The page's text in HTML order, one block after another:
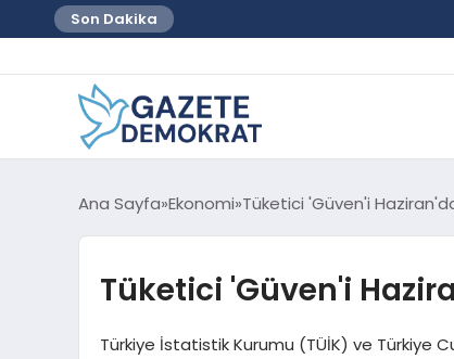
Son Dakika
Ana Sayfa Ekonomi Tüketici 'Güven'i
Tüketici 'Güven'i
Türkiye İstatistik Kurumu (TÜİK) ve Türkiye